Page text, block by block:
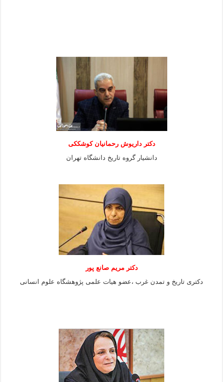
دکتر داریوش رحمانیان کوشککی
دانشیار گروه تاریخ دانشگاه تهران
دکتر مریم صانع پور
دکتری تاریخ و تمدن غرب ،عضو هیات علمی پژوهشگاه علوم
انسانی